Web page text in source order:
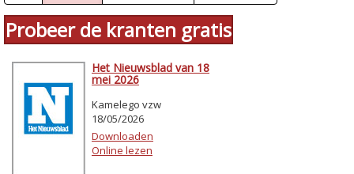
Probeer de kranten gratis
Het Nieuwsblad van 18
mei 2026
Kamelego vzw
18/05/2026
Downloaden
Online lezen